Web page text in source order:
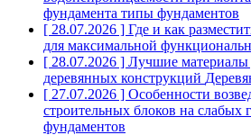
фундамента типы фундаментов
[ 28.07.2026 ] Где и как
для максимальной
[ 28.07.2026 ] Лучшие материалы
деревянных конструкций
[ 27.07.2026 ] Особенности
строительных блоков на слабых
фундаментов